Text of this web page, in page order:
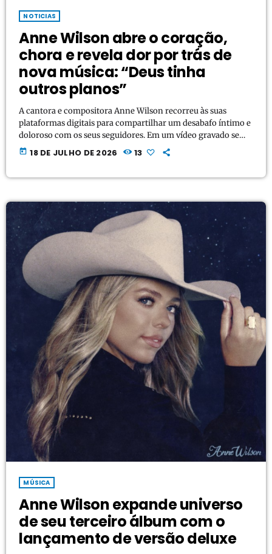
NOTICIAS
Anne Wilson abre o coração,
chora e revela dor por trás de
nova música: “Deus tinha
outros planos”
A cantora e compositora Anne Wilson recorreu às suas
plataformas digitais para compartilhar um desabafo íntimo e
doloroso com os seus seguidores. Em um vídeo gravado sem
produções, a artista abriu o coração sobre a trágica
inspiração por trás de seu mais novo lançamento e revelou
today 18 DE JULHO DE 2026 13
MÚSICA
Anne Wilson expande universo
de seu terceiro álbum com o
lançamento de versão deluxe